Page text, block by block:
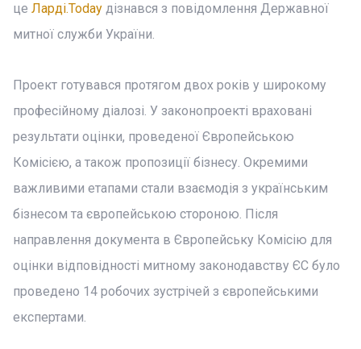
це Ларді.Today дізнався з повідомлення Державної
митної служби України.
Проект готувався протягом двох років у широкому
професійному діалозі. У законопроекті враховані
результати оцінки, проведеної Європейською
Комісією, а також пропозиції бізнесу. Окремими
важливими етапами стали взаємодія з українським
бізнесом та європейською стороною. Після
направлення документа в Європейську Комісію для
оцінки відповідності митному законодавству ЄС було
проведено 14 робочих зустрічей з європейськими
експертами.